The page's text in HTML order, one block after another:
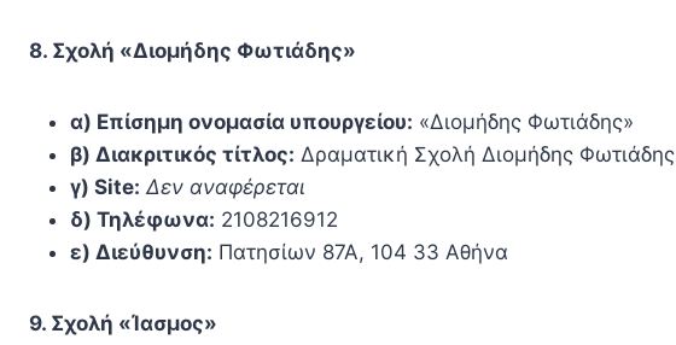
8. Σχολή «Διομήδης Φωτιάδης»
α) Επίσημη ονομασία υπουργείου: «Διομήδης Φωτιάδης»
β) Διακριτικός τίτλος: Δραματική Σχολή Διομήδης Φωτιάδης
γ) Site: Δεν αναφέρεται
δ) Τηλέφωνα: 2108216912
ε) Διεύθυνση: Πατησίων 87Α, 104 33 Αθήνα
9. Σχολή «Ίασμος»